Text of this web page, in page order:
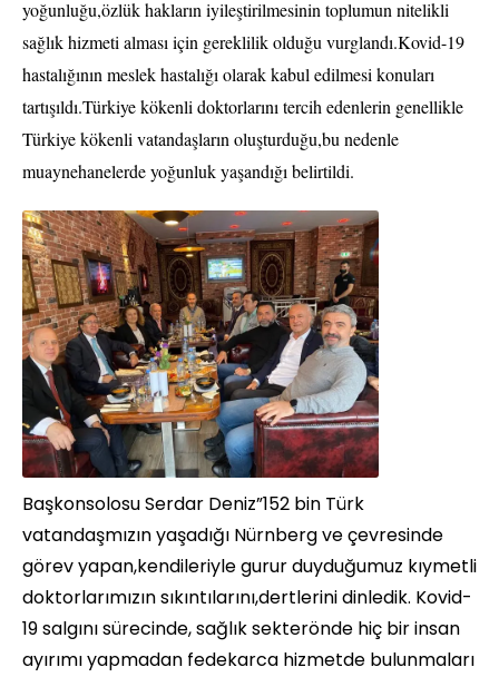
yoğunluğu,özlük hakların iyileştirilmesinin toplumun nitelikli
sağlık hizmeti alması için gereklilik olduğu vurglandı.Kovid-19
hastalığının meslek hastalığı olarak kabul edilmesi konuları
tartışıldı.Türkiye kökenli doktorlarını tercih edenlerin genellikle
Türkiye kökenli vatandaşların oluşturduğu,bu nedenle
muaynehanelerde yoğunluk yaşandığı belirtildi.
Başkonsolosu Serdar Deniz”152 bin Türk
vatandaşmızın yaşadığı Nürnberg ve çevresinde
görev yapan,kendileriyle gurur duyduğumuz kıymetli
doktorlarımızın sıkıntılarını,dertlerini dinledik. Kovid-
19 salgını sürecinde, sağlık sekterönde hiç bir insan
ayırımı yapmadan fedekarca hizmetde bulunmaları